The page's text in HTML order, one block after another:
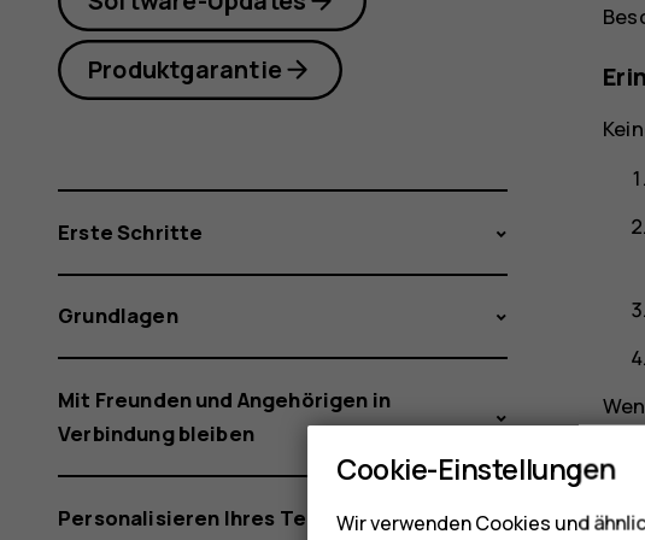
Produktgarantie
Erste Schritte
Grundlagen
Mit Freunden und Angehörigen in
Verbindung bleiben
Personalisieren Ihres Telefons
Cookie-Einstellungen
Wir verwenden Cookies und